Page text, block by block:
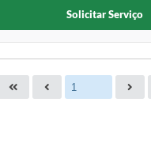
Solicitar Serviço